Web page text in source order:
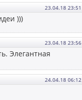
23.04.18 23:51
)))
23.04.18 23:56
Элегантная
24.04.18 06:12